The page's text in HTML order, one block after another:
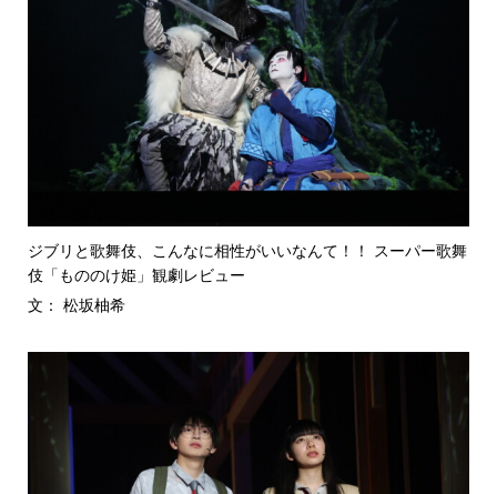
ジブリと歌舞伎、こんなに相性がいいなんて！！ スーパー歌舞
伎「もののけ姫」観劇レビュー
文： 松坂柚希